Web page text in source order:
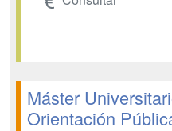
Máster
Orientación